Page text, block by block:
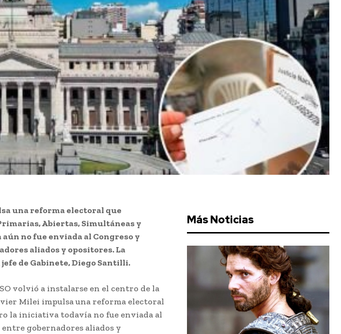
una reforma electoral que
Abiertas, Simultáneas y
no fue enviada al Congreso y
aliados y opositores. La
de Gabinete, Diego Santilli.
volvió a instalarse en el centro de la
Milei impulsa una reforma electoral
la iniciativa todavía no fue enviada al
gobernadores aliados y
Más Noticias